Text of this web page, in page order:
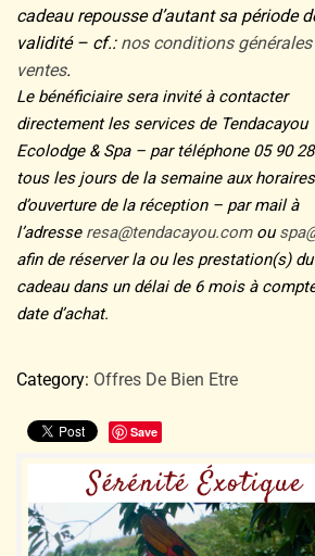
cadeau repousse d’autant sa période
validité – cf.: nos conditions générales
ventes.
Le bénéficiaire sera invité à contacter
directement les services de Tendacayou
Ecolodge & Spa – par téléphone 05 90
tous les jours de la semaine aux horaires
d’ouverture de la réception – par mail à
l’adresse resa@tendacayou.comou
afin de réserver la ou les prestation(s)
cadeau dans un délai de 6 mois à
date d’achat.
Category: Offres De Bien Etre
Save